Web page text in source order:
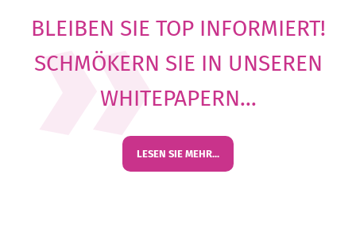
BLEIBEN SIE TOP INFORMIERT!
SCHMÖKERN SIE IN UNSEREN
WHITEPAPERN...
LESEN SIE MEHR...